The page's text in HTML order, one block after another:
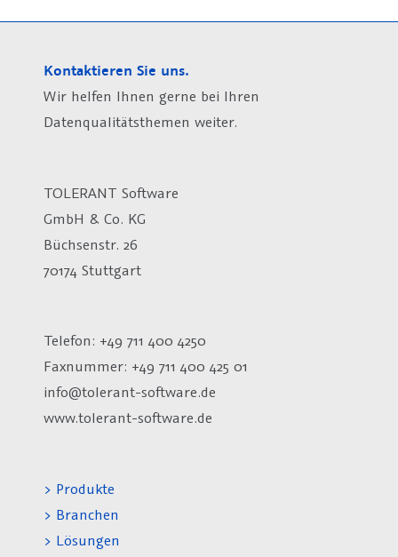
Kontaktieren Sie uns.
Wir helfen Ihnen gerne bei Ihren
Datenqualitätsthemen weiter.
TOLERANT Software
GmbH & Co. KG
Büchsenstr. 26
70174 Stuttgart
Telefon: +49 711 400 4250
Faxnummer: +49 711 400 425 01
info@tolerant-software.de
www.tolerant-software.de
> Produkte
> Branchen
> Lösungen